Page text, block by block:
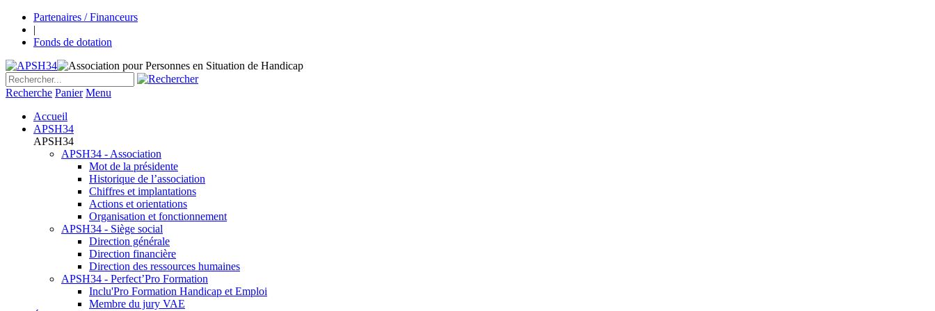
Partenaires / Financeurs
|
Fonds de dotation
Recherche Panier Menu
Accueil
APSH34
APSH34
APSH34 - Association
Mot de la présidente
Historique de l’association
Chiffres et implantations
Actions et orientations
Organisation et fonctionnement
APSH34 - Siège social
Direction générale
Direction financière
Direction des ressources humaines
APSH34 - Perfect’Pro Formation
Inclu'Pro Formation Handicap et Emploi
Membre du jury VAE